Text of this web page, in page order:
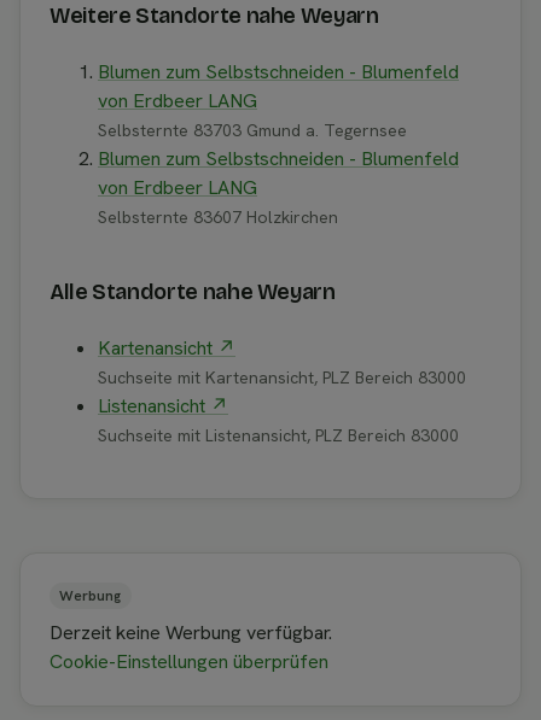
Weitere Standorte nahe Weyarn
Blumen zum Selbstschneiden - Blumenfeld
von Erdbeer LANG
Selbsternte 83703 Gmund a. Tegernsee
Blumen zum Selbstschneiden - Blumenfeld
von Erdbeer LANG
Selbsternte 83607 Holzkirchen
Alle Standorte nahe Weyarn
Kartenansicht ↗
Suchseite mit Kartenansicht, PLZ Bereich 83000
Listenansicht ↗
Suchseite mit Listenansicht, PLZ Bereich 83000
Werbung
Derzeit keine Werbung verfügbar.
Cookie-Einstellungen überprüfen